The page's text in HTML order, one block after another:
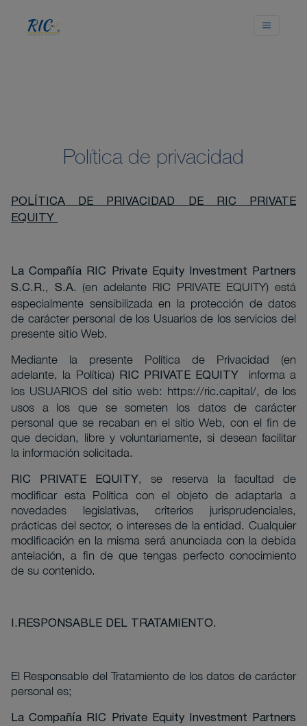
Política de privacidad
POLÍTICA DE PRIVACIDAD DE RIC PRIVATE
EQUITY
La Compañía
RIC Private Equity Investment Partners
S.C.R., S.A. (en adelante RIC PRIVATE EQUITY)está
especialmente sensibilizada en la protección de datos
de carácter personal de los Usuarios de los servicios del
presente sitio Web.
Mediante la presente Política de Privacidad (en
adelante, la Política)
RIC PRIVATE EQUITY
informa a
los USUARIOS del sitio web: https://ric.capital/, de los
usos a los que se someten los datos de carácter
personal que se recaban en el sitio Web, con el fin de
que decidan, libre y voluntariamente, si desean facilitar
la información solicitada.
RIC PRIVATE EQUITY , se reserva la facultad de
modificar esta Política con el objeto de adaptarla a
novedades legislativas, criterios jurisprudenciales,
prácticas del sector, o intereses de la entidad. Cualquier
modificación en la misma será anunciada con la debida
antelación, a fin de que tengas perfecto conocimiento
de su contenido.
I.RESPONSABLE DEL TRATAMIENTO.
El Responsable del Tratamiento de los datos de carácter
personal es;
La Compañía
RIC Private Equity Investment Partners